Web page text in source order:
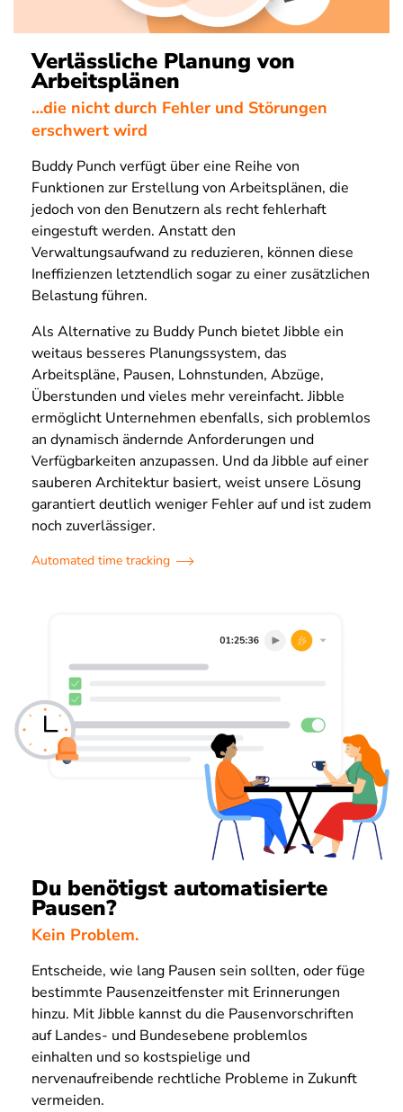
Verlässliche Planung von
Arbeitsplänen
…die nicht durch Fehler und Störungen
erschwert wird
Buddy Punch verfügt über eine Reihe von
Funktionen zur Erstellung von Arbeitsplänen, die
jedoch von den Benutzern als recht fehlerhaft
eingestuft werden. Anstatt den
Verwaltungsaufwand zu reduzieren, können diese
Ineffizienzen letztendlich sogar zu einer zusätzlichen
Belastung führen.
Als Alternative zu Buddy Punch bietet Jibble ein
weitaus besseres Planungssystem, das
Arbeitspläne, Pausen, Lohnstunden, Abzüge,
Überstunden und vieles mehr vereinfacht. Jibble
ermöglicht Unternehmen ebenfalls, sich problemlos
an dynamisch ändernde Anforderungen und
Verfügbarkeiten anzupassen. Und da Jibble auf einer
sauberen Architektur basiert, weist unsere Lösung
garantiert deutlich weniger Fehler auf und ist zudem
noch zuverlässiger.
Automated time tracking
Du benötigst automatisierte
Pausen?
Kein Problem.
Entscheide, wie lang Pausen sein sollten, oder füge
bestimmte Pausenzeitfenster mit Erinnerungen
hinzu. Mit Jibble kannst du die Pausenvorschriften
auf Landes- und Bundesebene problemlos
einhalten und so kostspielige und
nervenaufreibende rechtliche Probleme in Zukunft
vermeiden.